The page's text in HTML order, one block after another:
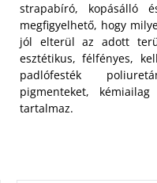
strapabíró, kopásálló
megfigyelhető, hogy
jól elterül az adott
esztétikus, félfényes,
padlófesték
pigmenteket,
tartalmaz.